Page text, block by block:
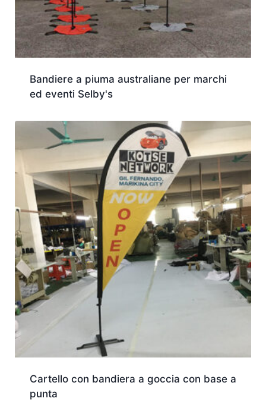
Bandiere a piuma australiane per marchi
ed eventi Selby's
Cartello con bandiera a goccia con base a
punta